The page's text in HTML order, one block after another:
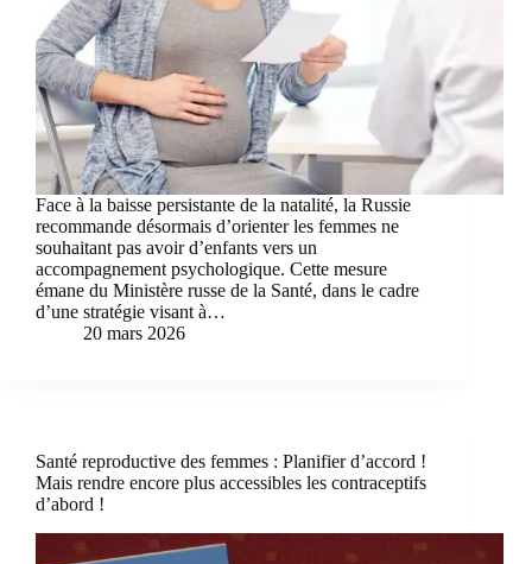
Face à la baisse persistante de la natalité, la Russie
recommande désormais d’orienter les femmes ne
souhaitant pas avoir d’enfants vers un
accompagnement psychologique. Cette mesure
émane du Ministère russe de la Santé, dans le cadre
d’une stratégie visant à…
20 mars 2026
Santé reproductive des femmes : Planifier d’accord !
Mais rendre encore plus accessibles les contraceptifs
d’abord !